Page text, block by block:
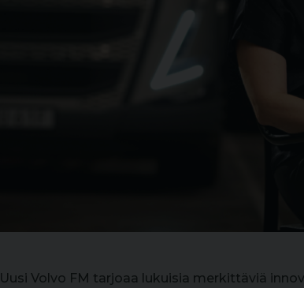
Uusi Volvo FM tarjoaa lukuisia merkittäviä